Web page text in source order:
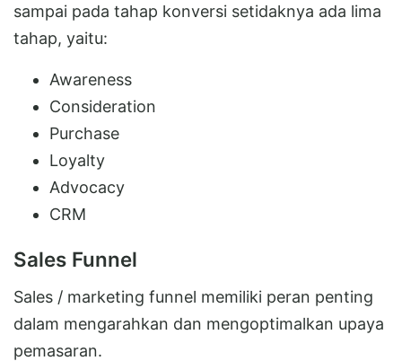
sampai pada tahap konversi setidaknya ada lima
tahap, yaitu:
Awareness
Consideration
Purchase
Loyalty
Advocacy
CRM
Sales Funnel
Sales / marketing funnel memiliki peran penting
dalam mengarahkan dan mengoptimalkan upaya
pemasaran.